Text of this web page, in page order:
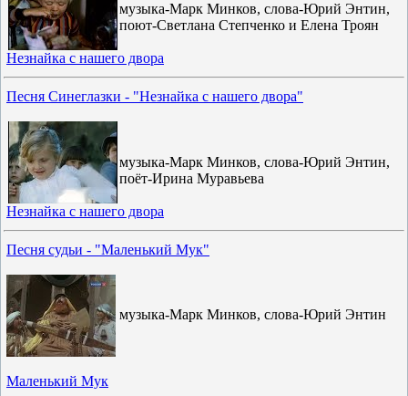
музыка-Марк Минков, слова-Юрий Энтин,
поют-Светлана Степченко и Елена Троян
Незнайка с нашего двора
Песня Синеглазки - "Незнайка с нашего двора"
музыка-Марк Минков, слова-Юрий Энтин,
поёт-Ирина Муравьева
Незнайка с нашего двора
Песня судьи - "Маленький Мук"
музыка-Марк Минков, слова-Юрий Энтин
Маленький Мук